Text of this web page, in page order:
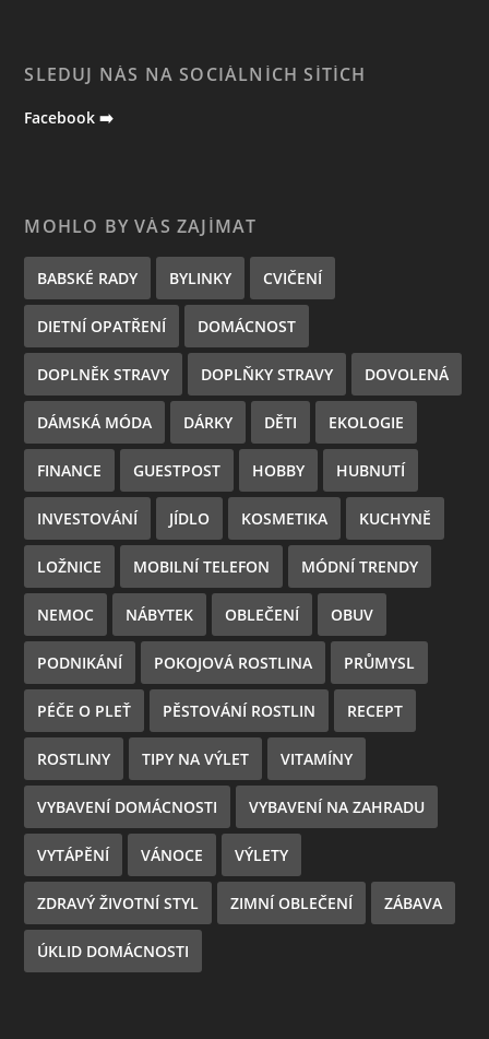
SLEDUJ NÁS NA SOCIÁLNÍCH SÍTÍCH
Facebook ➡️
MOHLO BY VÁS ZAJÍMAT
BABSKÉ RADY BYLINKY CVIČENÍ
DIETNÍ OPATŘENÍ DOMÁCNOST
DOPLNĚK STRAVY DOPLŇKY STRAVY DOVOLENÁ
DÁMSKÁ MÓDA DÁRKY DĚTI EKOLOGIE
FINANCE GUESTPOST HOBBY HUBNUTÍ
INVESTOVÁNÍ JÍDLO KOSMETIKA KUCHYNĚ
LOŽNICE MOBILNÍ TELEFON MÓDNÍ TRENDY
NEMOC NÁBYTEK OBLEČENÍ OBUV
PODNIKÁNÍ POKOJOVÁ ROSTLINA PRŮMYSL
PÉČE O PLEŤ PĚSTOVÁNÍ ROSTLIN RECEPT
ROSTLINY TIPY NA VÝLET VITAMÍNY
VYBAVENÍ DOMÁCNOSTI VYBAVENÍ NA ZAHRADU
VYTÁPĚNÍ VÁNOCE VÝLETY
ZDRAVÝ ŽIVOTNÍ STYL ZIMNÍ OBLEČENÍ ZÁBAVA
ÚKLID DOMÁCNOSTI